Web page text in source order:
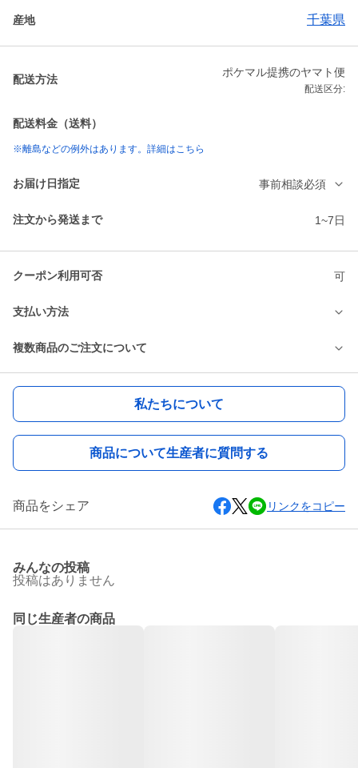
産地 千葉県
配送方法
ポケマル提携のヤマト便
配送区分:
配送料金（送料）
※離島などの例外はあります。詳細はこちら
お届け日指定 事前相談必須
注文から発送まで 1~7日
クーポン利用可否 可
支払い方法
複数商品のご注文について
私たちについて
商品について生産者に質問する
商品をシェア リンクをコピー
みんなの投稿
投稿はありません
同じ生産者の商品